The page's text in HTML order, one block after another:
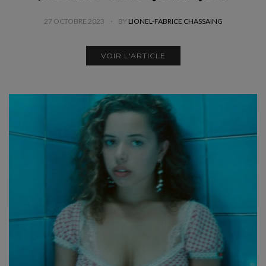
27 OCTOBRE 2023 BY LIONEL-FABRICE CHASSAING
VOIR L'ARTICLE